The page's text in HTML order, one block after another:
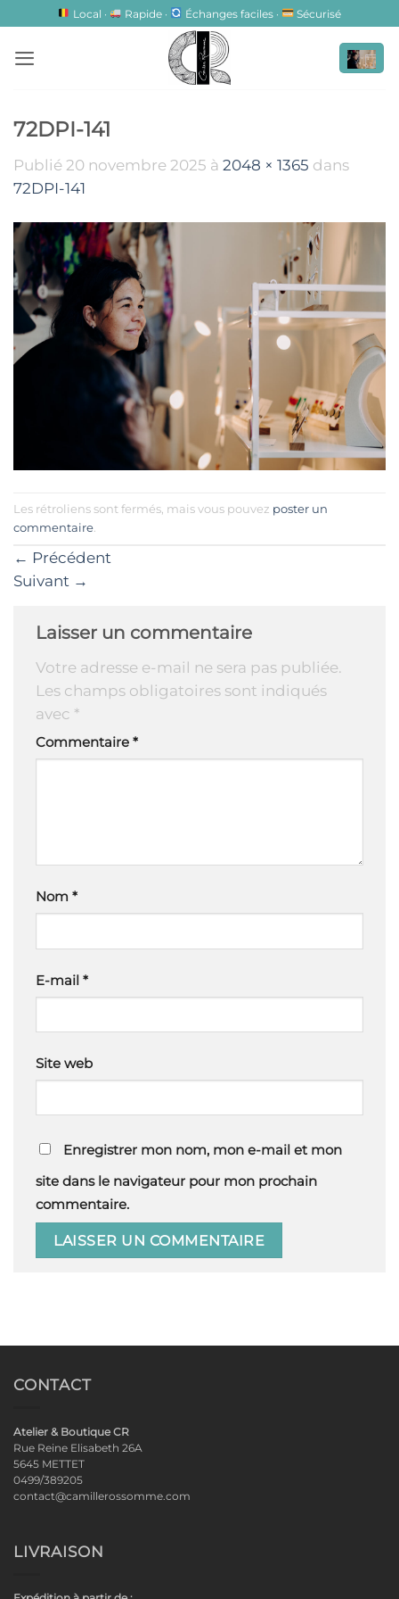
contenu
Local · Rapide · Échanges faciles · Sécurisé
72DPI-141
Publié 20 novembre 2025 à 2048 × 1365 dans
72DPI-141
Les rétroliens sont fermés, mais vous pouvez poster un
commentaire
← Précédent
Suivant →
Laisser un commentaire
Votre adresse e-mail ne sera pas publiée.
Les champs obligatoires sont indiqués
avec *
Commentaire *
Nom *
E-mail *
Site web
Enregistrer mon nom, mon e-mail et mon
site dans le navigateur pour mon prochain
commentaire.
CONTACT
Atelier & Boutique CR
Rue Reine Elisabeth 26A
5645 METTET
0499/389205
contact@camillerossomme.com
LIVRAISON